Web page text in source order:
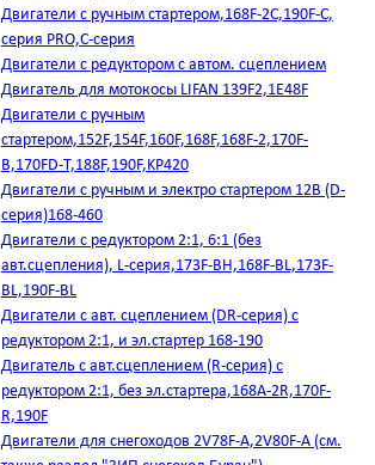
Двигатели с ручным стартером,168F-2C,190F-C,
серия PRO,C-серия
Двигатели с редуктором с автом. сцеплением
Двигатель для мотокосы LIFAN 139F2,1E48F
Двигатели с ручным
стартером,152F,154F,160F,168F,168F-2,170F-
B,170FD-T,188F,190F,KP420
Двигатели с ручным и электро стартером 12В (D-
серия)168-460
Двигатели с редуктором 2:1, 6:1 (без
авт.сцепления), L-серия,173F-BH,168F-BL,173F-
BL,190F-BL
Двигатели с авт. сцеплением (DR-серия) с
редуктором 2:1, и эл.стартер 168-190
Двигатель с авт.сцеплением (R-серия) с
редуктором 2:1, без эл.стартера,168А-2R,170F-
R,190F
Двигатели для снегоходов 2V78F-A,2V80F-A (см.